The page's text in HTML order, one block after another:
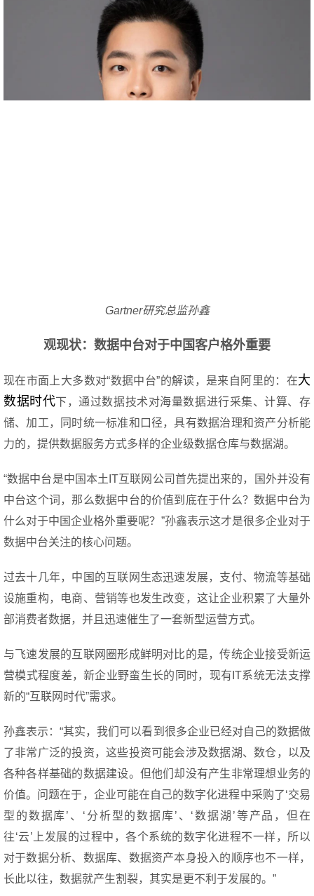
Gartner研究总监孙鑫
观现状：数据中台对于中国客户格外重要
现在市面上大多数对“数据中台”的解读，是来自阿里的：在大
数据时代下，通过数据技术对海量数据进行采集、计算、存
储、加工，同时统一标准和口径，具有数据治理和资产分析能
力的，提供数据服务方式多样的企业级数据仓库与数据湖。
“数据中台是中国本土IT互联网公司首先提出来的，国外并没有
中台这个词，那么数据中台的价值到底在于什么？数据中台为
什么对于中国企业格外重要呢？”孙鑫表示这才是很多企业对于
数据中台关注的核心问题。
过去十几年，中国的互联网生态迅速发展，支付、物流等基础
设施重构，电商、营销等也发生改变，这让企业积累了大量外
部消费者数据，并且迅速催生了一套新型运营方式。
与飞速发展的互联网圈形成鲜明对比的是，传统企业接受新运
营模式程度差，新企业野蛮生长的同时，现有IT系统无法支撑
新的“互联网时代”需求。
孙鑫表示：“其实，我们可以看到很多企业已经对自己的数据做
了非常广泛的投资，这些投资可能会涉及数据湖、数仓，以及
各种各样基础的数据建设。但他们却没有产生非常理想业务的
价值。问题在于，企业可能在自己的数字化进程中采购了‘交易
型的数据库’、‘分析型的数据库’、‘数据湖’等产品，但在
往‘云’上发展的过程中，各个系统的数字化进程不一样，所以
对于数据分析、数据库、数据资产本身投入的顺序也不一样，
长此以往，数据就产生割裂，其实是更不利于发展的。”